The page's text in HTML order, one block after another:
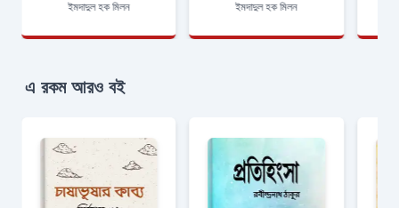
ইমদাদুল হক মিলন ইমদাদুল হক মিলন
এ রকম আরও বই